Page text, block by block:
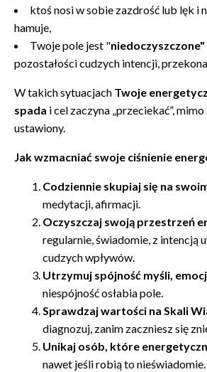
ktoś nosi w sobie zazdrość lub lęk i
hamuje,
Twoje pole jest "niedoczyszczone"
pozostałości cudzych intencji,
W takich sytuacjach Twoje
spada i cel zaczyna „przeciekać”,
ustawiony.
Jak wzmacniać swoje ciśnienie
Codziennie skupiaj się na
medytacji, afirmacji.
Oczyszczaj swoją przestrzeń
regularnie, świadomie, z intencją
cudzych wpływów.
Utrzymuj spójność myśli,
niespójność osłabia pole.
Sprawdzaj wartości na Skali
diagnozuj, zanim zaczniesz się
Unikaj osób, które
nawet jeśli robią to nieświadomie.